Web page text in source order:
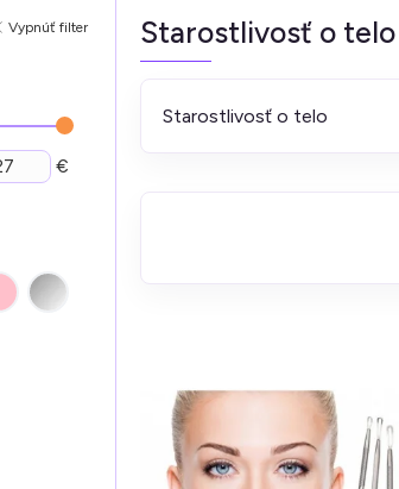
Vypnúť filter
€
Starostlivosť o telo
Starostlivosť o telo